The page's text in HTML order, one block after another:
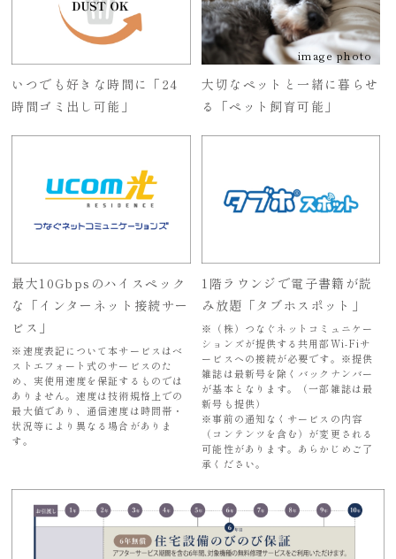
いつでも好きな時間に 「24
時間ゴミ出し可能」
image photo
大切なペットと一緒に暮らせ
る
「ペット飼育可能」
最大10Gbpsのハイスペック
な 「インターネット接続サー
ビス」
※速度表記について本サービスはベ
ストエフォート式のサービスのた
め、実使用速度を保証するものでは
ありません。速度は技術規格上での
最大値であり、通信速度は時間帯・
状況等により異なる場合がありま
す。
1階ラウンジで電子書籍が読
み放題「タブホスポット」
※（株）つなぐネットコミュニケー
ションズが提供する共用部Wi-Fiサ
ービスへの接続が必要です。※提供
雑誌は最新号を除くバックナンバー
が基本となります。（一部雑誌は最
新号も提供）
※事前の通知なくサービスの内容
（コンテンツを含む）が変更される
可能性があります。あらかじめご了
承ください。